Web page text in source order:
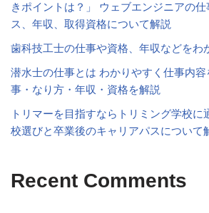
きポイントは？」 ウェブエンジニアの
ス、年収、取得資格について解説
歯科技工士の仕事や資格、年収などをわ
潜水士の仕事とは わかりやすく仕事内
事・なり方・年収・資格を解説
トリマーを目指すならトリミング学校に
校選びと卒業後のキャリアパスについて
Recent Comments